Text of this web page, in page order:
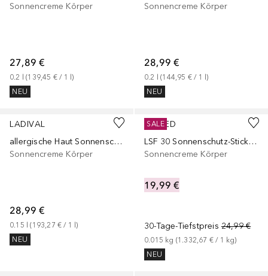
Sonnencreme Körper
27,89 €
0.2 (139,45 € / 1 l)
NEU
Sonnencreme Körper
28,99 €
0.2 (144,95 € / 1 l)
NEU
LADIVAL
allergische Haut Sonnenschutz-Spray LSF 30
Sonnencreme Körper
28,99 €
0.15 (193,27 € / 1 l)
NEU
SALTED
LSF 30 Sonnenschutz-Stick Sunny Surfer ohne Duft
Sonnencreme Körper
19,99 €
30-Tage-Tiefstpreis 24,99 €
0.015 kg (1.332,67 € / 1 kg)
NEU
SALE